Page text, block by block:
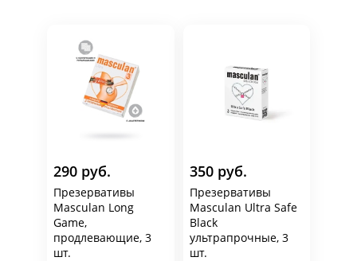
290 руб.
Презервативы
Masculan Long
Game,
продлевающие, 3
шт.
350 руб.
Презервативы
Masculan Ultra Safe
Black
ультрапрочные, 3
шт.